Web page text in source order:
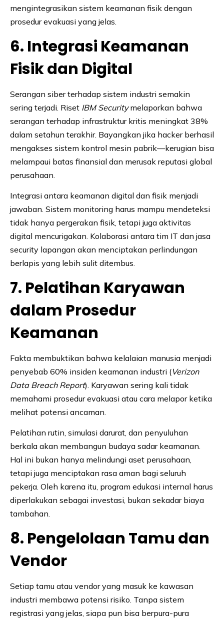
mengintegrasikan sistem keamanan fisik dengan
prosedur evakuasi yang jelas.
6. Integrasi Keamanan
Fisik dan Digital
Serangan siber terhadap sistem industri semakin
sering terjadi. Riset IBM Securitymelaporkan bahwa
serangan terhadap infrastruktur kritis meningkat 38%
dalam setahun terakhir. Bayangkan jika hacker berhasil
mengakses sistem kontrol mesin pabrik—kerugian bisa
melampaui batas finansial dan merusak reputasi global
perusahaan.
Integrasi antara keamanan digital dan fisik menjadi
jawaban. Sistem monitoring harus mampu mendeteksi
tidak hanya pergerakan fisik, tetapi juga aktivitas
digital mencurigakan. Kolaborasi antara tim IT dan jasa
security lapangan akan menciptakan perlindungan
berlapis yang lebih sulit ditembus.
7. Pelatihan Karyawan
dalam Prosedur
Keamanan
Fakta membuktikan bahwa kelalaian manusia menjadi
penyebab 60% insiden keamanan industri (Verizon
Data Breach Report). Karyawan sering kali tidak
memahami prosedur evakuasi atau cara melapor ketika
melihat potensi ancaman.
Pelatihan rutin, simulasi darurat, dan penyuluhan
berkala akan membangun budaya sadar keamanan.
Hal ini bukan hanya melindungi aset perusahaan,
tetapi juga menciptakan rasa aman bagi seluruh
pekerja. Oleh karena itu, program edukasi internal harus
diperlakukan sebagai investasi, bukan sekadar biaya
tambahan.
8. Pengelolaan Tamu dan
Vendor
Setiap tamu atau vendor yang masuk ke kawasan
industri membawa potensi risiko. Tanpa sistem
registrasi yang jelas, siapa pun bisa berpura-pura